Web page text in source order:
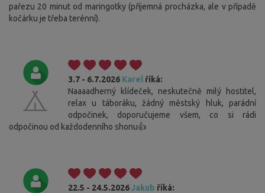
pařezu 20 minut od maringotky (příjemná procházka, ale v případě
kočárku je třeba terénní).
3.7 - 6.7.2026 Karel říká:
Naaaadherný klídeček, neskutečně milý hostitel,
relax u táboráku, žádný městský hluk, parádní
odpočinek, doporučujeme všem, co si rádi
odpočinou od každodenního shonu👍
22.5 - 24.5.2026Jakub říká: